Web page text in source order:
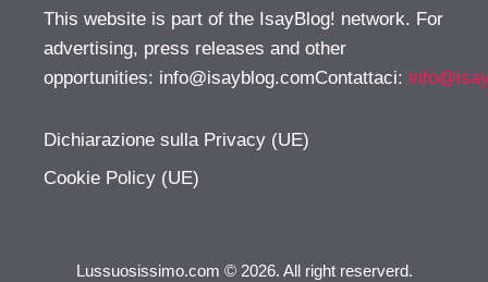
This website is part of the IsayBlog! network. For
advertising, press releases and other
opportunities: info@isayblog.comContattaci:
Dichiarazione sulla Privacy (UE)
Cookie Policy (UE)
Lussuosissimo.com © 2026. All right reserverd.